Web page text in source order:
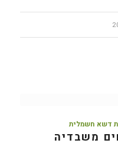
דשא חשמלית
משבדיה